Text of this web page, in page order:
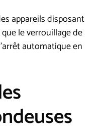
appareils disposant
le verrouillage de
automatique en